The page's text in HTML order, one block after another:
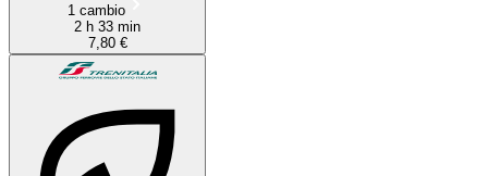
1 cambio
2 h 33 min
7,80 €